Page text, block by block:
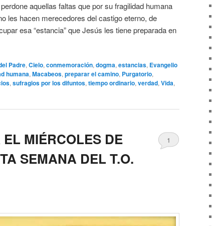
aquellas faltas que por su fragilidad humana
les hacen merecedores del castigo eterno, de
esa “estancia” que Jesús les tiene preparada en
Padre, Cielo, conmemoración, dogma, estancias, Evangelio
humana, Macabeos, preparar el camino, Purgatorio,
, sufragios por los difuntos, tiempo ordinario, verdad, Vida,
MIÉRCOLES DE
SEMANA DEL T.O.
1